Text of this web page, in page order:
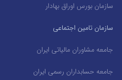
سازمان بورس اوراق بهادار
سازمان تامین اجتماعی
جامعه مشاوران مالیاتی ایران
جامعه حسابداران رسمی ایران